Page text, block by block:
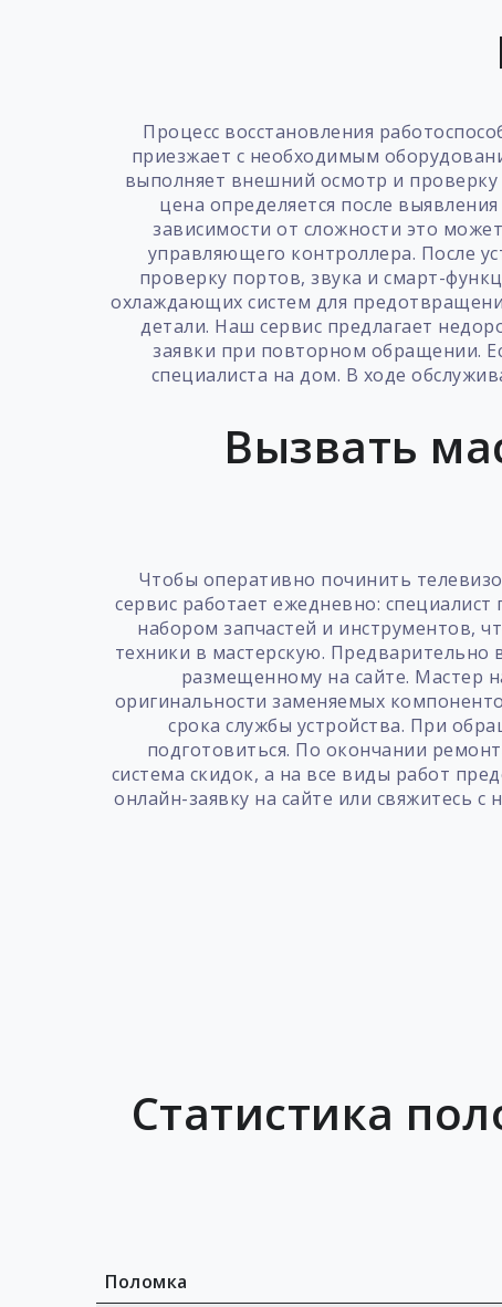
Процесс восстановления
приезжает с необходимым
выполняет внешний осмотр и проверку
цена определяется после
зависимости от сложности это
управляющего контроллера. После
проверку портов, звука и смарт-
охлаждающих систем для
детали. Наш сервис предлагает
заявки при повторном обращении.
специалиста на дом. В ходе
Вызвать
Чтобы оперативно починить
сервис работает ежедневно:
набором запчастей и инструментов,
техники в мастерскую. Предварительно
размещенному на сайте. Мастер
оригинальности заменяемых
срока службы устройства. При
подготовиться. По окончании
система скидок, а на все виды работ
онлайн-заявку на сайте или
Статистика
Поломка